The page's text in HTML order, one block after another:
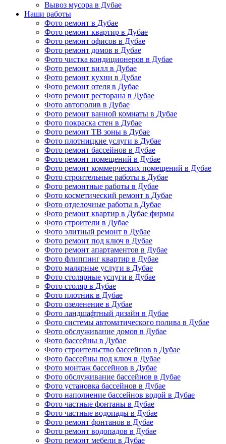
Вывоз мусора в Дубае
Наши работы
Фото ремонт в Дубае
Фото ремонт квартир в Дубае
Фото ремонт офисов в Дубае
Фото ремонт домов в Дубае
Фото чистка кондиционеров в Дубае
Фото ремонт вилл в Дубае
Фото ремонт кухни в Дубае
Фото ремонт отеля в Дубае
Фото ремонт ресторана в Дубае
Фото автополив в Дубае
Фото ремонт ванной комнаты в Дубае
Фото покраска стен в Дубае
Фото ремонт ТВ зоны в Дубае
Фото плотницкие услуги в Дубае
Фото ремонт бассейнов в Дубае
Фото ремонт помещений в Дубае
Фото ремонт коммерческих помещений в Дубае
Фото строительные работы в Дубае
Фото ремонтные работы в Дубае
Фото косметический ремонт в Дубае
Фото отделочные работы в Дубае
Фото ремонт квартир в Дубае фирмы
Фото строители в Дубае
Фото элитный ремонт в Дубае
Фото ремонт под ключ в Дубае
Фото ремонт апартаментов в Дубае
Фото флиппинг квартир в Дубае
Фото малярные услуги в Дубае
Фото столярные услуги в Дубае
Фото столяр в Дубае
Фото плотник в Дубае
Фото озеленение в Дубае
Фото ландшафтный дизайн в Дубае
Фото системы автоматического полива в Дубае
Фото обслуживание домов в Дубае
Фото бассейны в Дубае
Фото строительство бассейнов в Дубае
Фото бассейны под ключ в Дубае
Фото монтаж бассейнов в Дубае
Фото обслуживание бассейнов в Дубае
Фото установка бассейнов в Дубае
Фото наполнение бассейнов водой в Дубае
Фото частные фонтаны в Дубае
Фото частные водопады в Дубае
Фото ремонт фонтанов в Дубае
Фото ремонт водопадов в Дубае
Фото ремонт мебели в Дубае